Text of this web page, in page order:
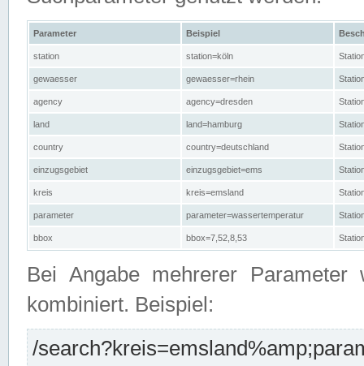
Parameter Beispiel
station station=köln
gewaesser gewaesser=rhein
agency agency=dresden
land land=hamburg
country country=deutschland
einzugsgebiet einzugsgebiet=ems
kreis kreis=emsland
parameter parameter=wassertemperatur
bbox bbox=7,52,8,53
Bei Angabe mehrerer Parameter
kombiniert. Beispiel:
/